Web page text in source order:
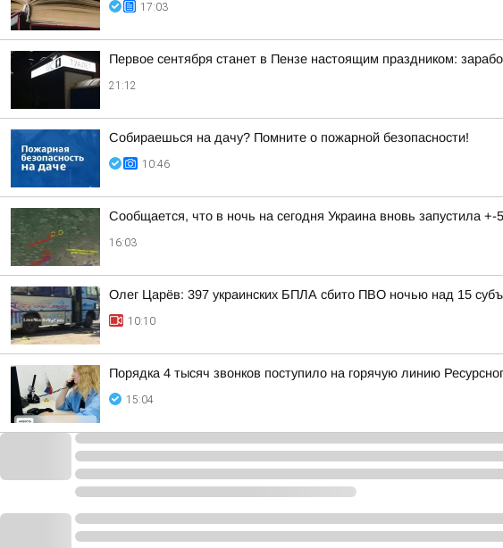
17:03
Первое сентября станет в Пензе настоящим праздником:
21:12
Собираешься на дачу? Помните о пожарной безопасности!
10:46
Сообщается, что в ночь на сегодня Украина вновь запустила
16:03
Олег Царёв: 397 украинских БПЛА сбито ПВО ночью над 15
10:10
Порядка 4 тысяч звонков поступило на горячую линию
15:04